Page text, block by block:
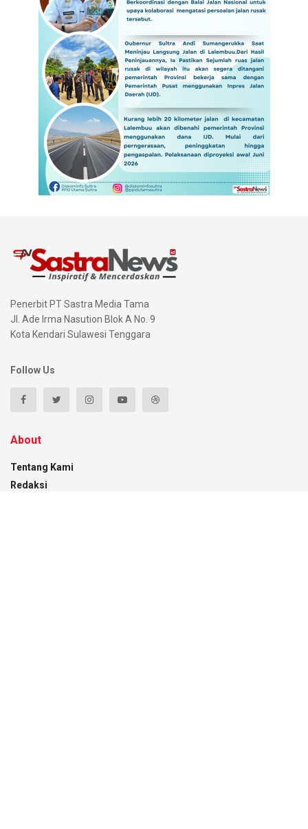
Penerbit PT Sastra Media Tama
Jl. Ade Irma Nasution Blok A No. 9
Kota Kendari Sulawesi Tenggara
Follow Us
About
Tentang Kami
Redaksi